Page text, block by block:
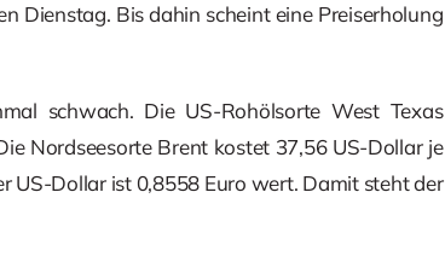
Dienstag. Bis dahin scheint eine Preiserholung
schwach. Die US-Rohölsorte West Texas
Nordseesorte Brent kostet 37,56 US-Dollar je
US-Dollar ist 0,8558 Euro wert. Damit steht der